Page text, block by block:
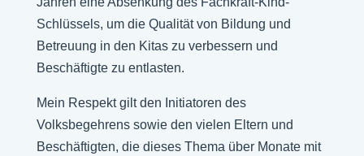
Schlüssels, um die Qualität von Bildung und
Betreuung in den Kitas zu verbessern und
Beschäftigte zu entlasten.
Mein Respekt gilt den Initiatoren des
Volksbegehrens sowie den vielen Eltern und
Beschäftigten, die dieses Thema über Monate mit